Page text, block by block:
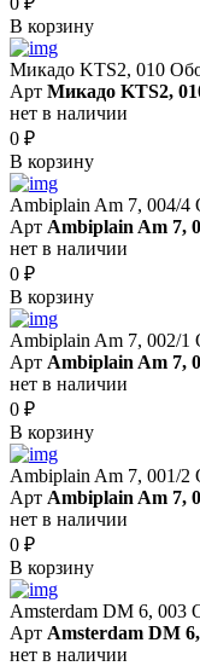
В корзину
Микадо KTS2, 010
Арт Микадо KTS2,
нет в наличии
0 ₽
В корзину
Ambiplain Am 7, 004/4
Арт Ambiplain Am 7,
нет в наличии
0 ₽
В корзину
Ambiplain Am 7, 002/1
Арт Ambiplain Am 7,
нет в наличии
0 ₽
В корзину
Ambiplain Am 7, 001/2
Арт Ambiplain Am 7,
нет в наличии
0 ₽
В корзину
Amsterdam DM 6, 003
Арт Amsterdam DM
нет в наличии